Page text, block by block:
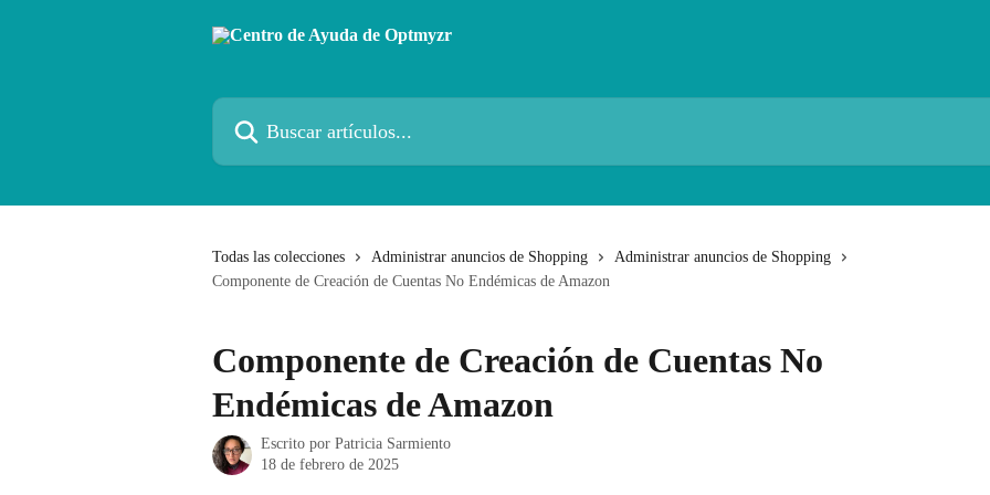
Buscar artículos...
Todas las colecciones Administrar anuncios de Shopping
Administrar anuncios de Shopping
Componente de Creación de Cuentas No Endémicas de Amazon
Componente de Creación de Cuentas No
Endémicas de Amazon
Escrito por Patricia Sarmiento
18 de febrero de 2025